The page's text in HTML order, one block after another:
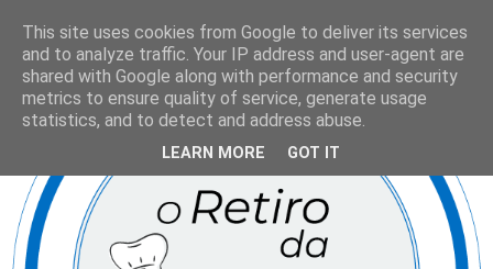
This site uses cookies from Google to deliver its services
and to analyze traffic. Your IP address and user-agent are
shared with Google along with performance and security
metrics to ensure quality of service, generate usage
statistics, and to detect and address abuse.
LEARN MORE GOT IT